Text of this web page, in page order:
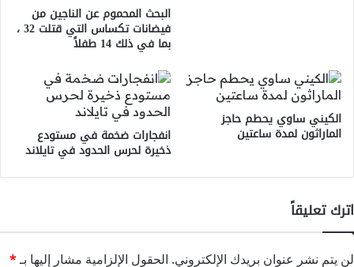
البحث المحموم عن الناجين من
فيضانات تكساس التي قتلت 32 ،
بما في ذلك 14 طفلاً
الكيني ساوي يحطم حاجز
الماراثون لمدة ساعتين انفجارات ضخمة في مستودع
ذخيرة لحرس الحدود في تايلاند
اترك تعليقاً
لن يتم نشر عنوان بريدك الإلكتروني. الحقول الإلزامية مشار إليها بـ*